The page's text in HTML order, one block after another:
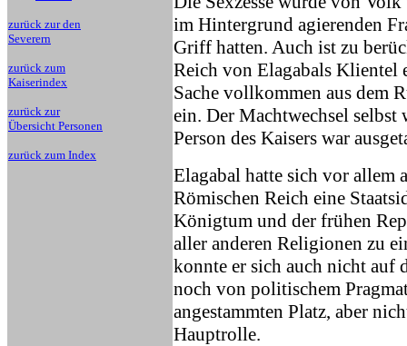
zurück zur den
Severern
zurück zum
Kaiserindex
zurück zur
Übersicht Personen
zurück zum Index
im Hintergrund agierenden
Griff hatten. Auch ist zu
Reich von Elagabals Klientel
Sache vollkommen aus dem
ein. Der Machtwechsel
Person des Kaisers war
Elagabal hatte sich vor allem
Römischen Reich eine
Königtum und der frühen
aller anderen Religionen zu
konnte er sich auch nicht auf
noch von politischem
angestammten Platz, aber
Hauptrolle.